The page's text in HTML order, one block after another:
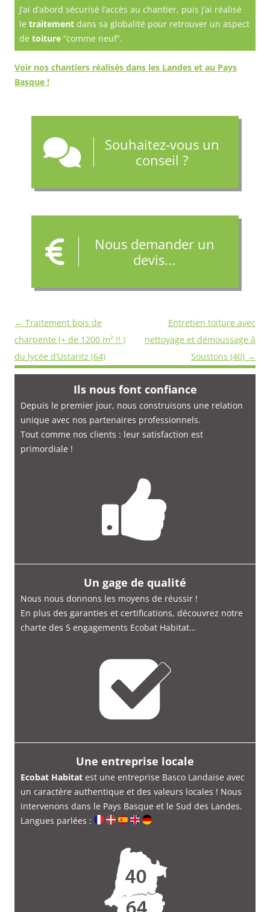
J’ai d’abord sécurisé l’accès au chantier, puis j’ai réalisé
le traitement dans sa globalité pour retrouver un aspect
de toiture “comme neuf”.
Voir nos chantiers réalisés dans les Landes et au Pays
Basque !
Souhaitez-vous un
conseil ?
Nous demander un
devis...
Navigation
des
articles
Entretien toiture avec
nettoyage et démoussage à
Soustons (40) →
← Traitement bois de
charpente (+ de 1200 m² !! )
du lycée d’Ustaritz (64)
Ils nous font confiance
Depuis le premier jour, nous construisons une relation
unique avec nos partenaires professionnels.
Tout comme nos clients : leur satisfaction est
primordiale !
Un gage de qualité
Nous nous donnons les moyens de réussir !
En plus des garanties et certifications, découvrez notre
charte des 5 engagements Ecobat Habitat…
Une entreprise locale
Ecobat Habitat est une entreprise Basco Landaise avec
un caractère authentique et des valeurs locales ! Nous
intervenons dans le Pays Basque et le Sud des Landes.
Langues parlées :